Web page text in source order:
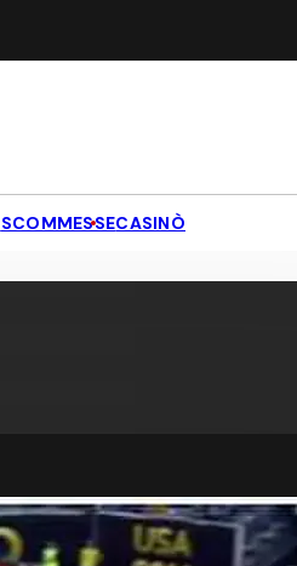
SCOMMESSECASINÒ